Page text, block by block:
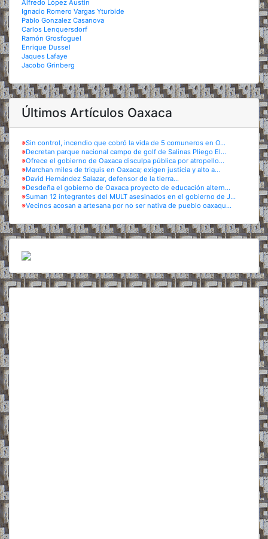
Alfredo López Austin
Ignacio Romero Vargas Yturbide
Pablo Gonzalez Casanova
Carlos Lenquersdorf
Ramón Grosfoguel
Enrique Dussel
Jaques Lafaye
Jacobo Grinberg
Últimos Artículos Oaxaca
※Sin control, incendio que cobró la vida de 5 comuneros en O...
※Decretan parque nacional campo de golf de Salinas Pliego El...
※Ofrece el gobierno de Oaxaca disculpa pública por atropello...
※Marchan miles de triquis en Oaxaca; exigen justicia y alto a...
※David Hernández Salazar, defensor de la tierra...
※Desdeña el gobierno de Oaxaca proyecto de educación altern...
※Suman 12 integrantes del MULT asesinados en el gobierno de J...
※Vecinos acosan a artesana por no ser nativa de pueblo oaxaqu...